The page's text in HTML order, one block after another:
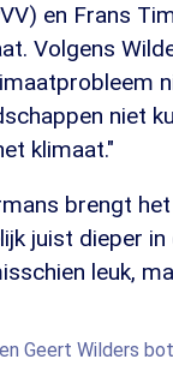
en Frans
Volgens
niet
klimaat."
brengt
juist dieper
leuk,
Geert Wilders